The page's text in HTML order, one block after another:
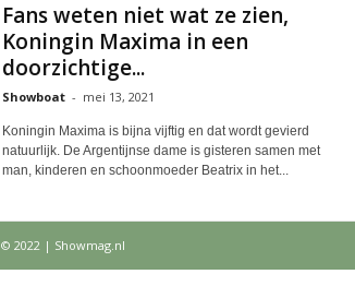
Fans weten niet wat ze zien,
Koningin Maxima in een
doorzichtige...
Showboat - mei 13, 2021
Koningin Maxima is bijna vijftig en dat wordt gevierd
natuurlijk. De Argentijnse dame is gisteren samen met
man, kinderen en schoonmoeder Beatrix in het...
© 2022 | Showmag.nl